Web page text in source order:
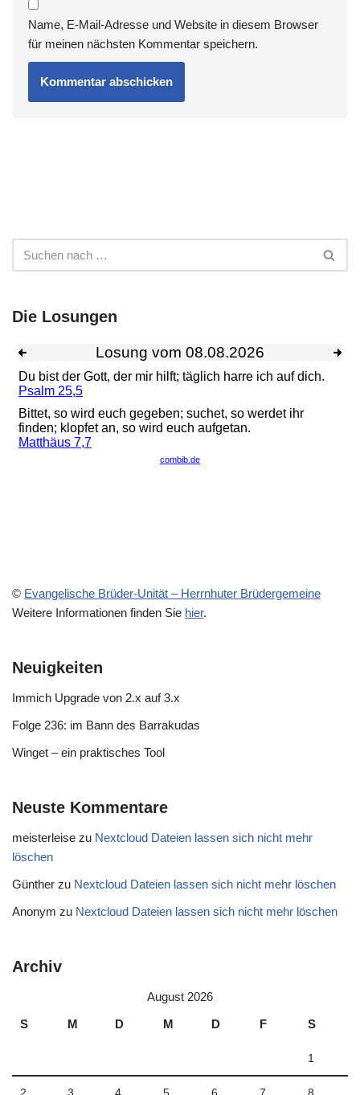
Name, E-Mail-Adresse und Website in diesem Browser
für meinen nächsten Kommentar speichern.
Die Losungen
© Evangelische Brüder-Unität – Herrnhuter Brüdergemeine
Weitere Informationen finden Sie hier.
Neuigkeiten
Immich Upgrade von 2.x auf 3.x
Folge 236: im Bann des Barrakudas
Winget – ein praktisches Tool
Neuste Kommentare
meisterleise zu Nextcloud Dateien lassen sich nicht mehr
löschen
Günther zu Nextcloud Dateien lassen sich nicht mehr löschen
Anonym zu Nextcloud Dateien lassen sich nicht mehr löschen
Archiv
August 2026
S
M D M D F S
1